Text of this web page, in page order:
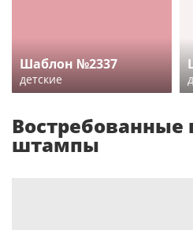
Шаблон №2337
детские
Востребованные
штампы